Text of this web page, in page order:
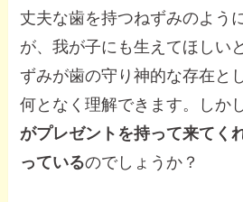
丈夫な歯を持つねずみのよう
が、我が子にも生えてほしい
ずみが歯の守り神的な存在と
何となく理解できます。しかし
がプレゼントを持って来てく
っているのでしょうか？